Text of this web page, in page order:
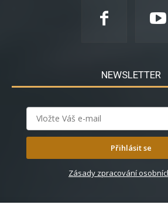
NEWSLETTER
Přihlásit se
Zásady zpracování